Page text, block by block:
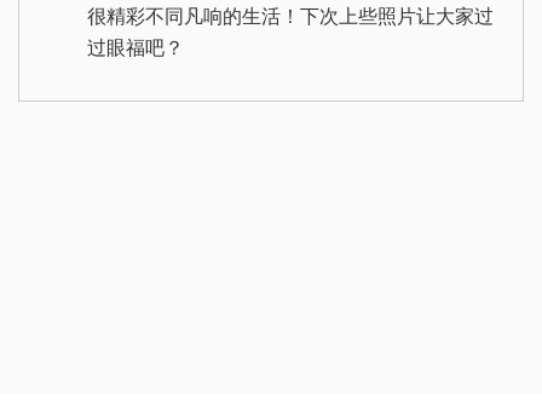
很精彩不同凡响的生活！下次上些照片让大家过
过眼福吧？